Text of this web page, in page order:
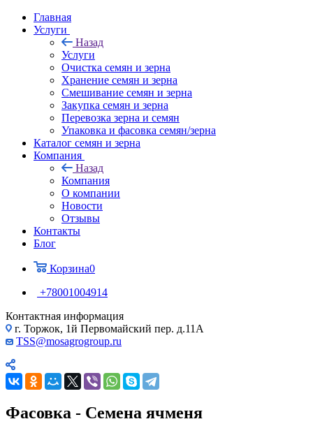
Главная
Услуги
Назад
Услуги
Очистка семян и зерна
Хранение семян и зерна
Смешивание семян и зерна
Закупка семян и зерна
Перевозка зерна и семян
Упаковка и фасовка семян/зерна
Каталог семян и зерна
Компания
Назад
Компания
О компании
Новости
Отзывы
Контакты
Блог
Корзина0
+78001004914
Контактная информация
г. Торжок, 1й Первомайский пер. д.11А
TSS@mosagrogroup.ru
Фасовка - Семена ячменя